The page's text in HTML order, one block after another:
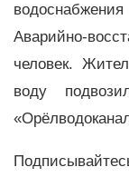
Аварийно-
человек.
воду